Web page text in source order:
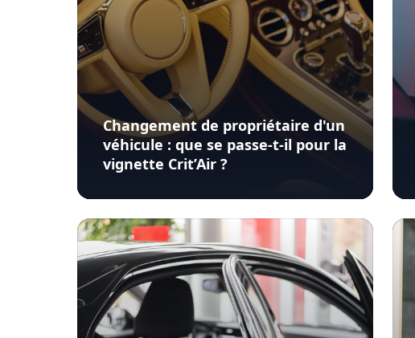
Changement de propriétaire d'un
véhicule : que se passe-t-il pour la
vignette Crit’Air ?